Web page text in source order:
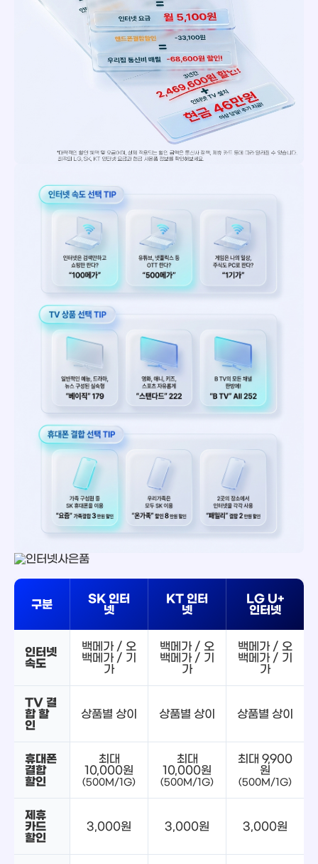
구분
SK 인터
넷
KT 인터
넷
LG U+
인터넷
인터넷
속도
백메가 / 오
백메가 / 기
가
백메가 / 오
백메가 / 기
가
백메가 / 오
백메가 / 기
가
TV 결
합 할
인
상품별 상이 상품별 상이 상품별 상이
휴대폰
결합
할인
최대
10,000원
(500M/1G)
최대
10,000원
(500M/1G)
최대 9,900
원
(500M/1G)
제휴
카드
할인
3,000원 3,000원 3,000원